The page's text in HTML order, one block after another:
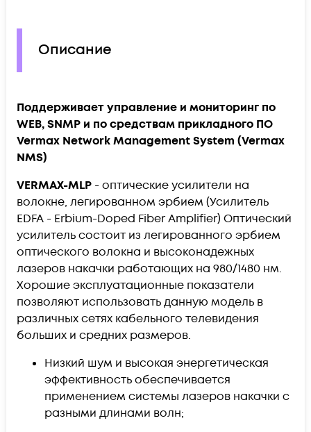
Описание
Поддерживает управление и мониторинг по
WEB, SNMP и по средствам прикладного ПО
Vermax Network Management System (Vermax
NMS)
VERMAX-MLP - оптические усилители на
волокне, легированном эрбием (Усилитель
EDFA - Erbium-Doped Fiber Amplifier) Оптический
усилитель состоит из легированного эрбием
оптического волокна и высоконадежных
лазеров накачки работающих на 980/1480 нм.
Хорошие эксплуатационные показатели
позволяют использовать данную модель в
различных сетях кабельного телевидения
больших и средних размеров.
Низкий шум и высокая энергетическая
эффективность обеспечивается
применением системы лазеров накачки с
разными длинами волн;